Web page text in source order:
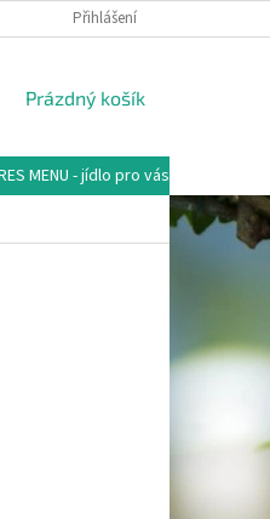
Přihlášení
NÁKUPNÍ
Prázdný košík
MENU - jídlo pro vás